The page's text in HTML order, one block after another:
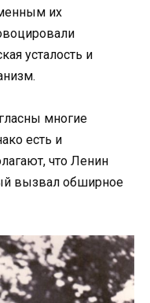
их
усталость и
многие
есть и
что Ленин
вызвал обширное